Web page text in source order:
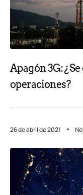
Apagón 3G:
operaciones?
26 de abril de 2021